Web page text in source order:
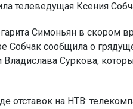
телеведущая Ксения
Симоньян в скором
Собчак сообщила о
Владислава Суркова,
отставок на НТВ: